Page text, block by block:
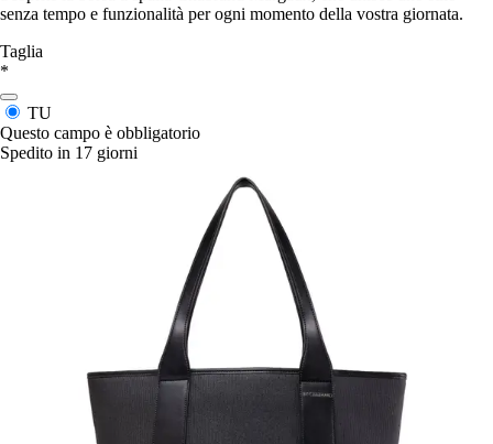
senza tempo e funzionalità per ogni momento della vostra giornata.
Taglia
*
TU
Questo campo è obbligatorio
Spedito in 17 giorni